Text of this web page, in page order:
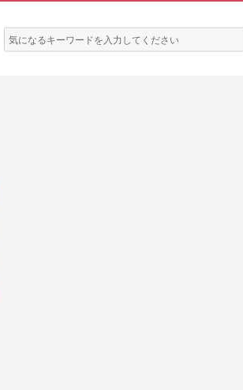
検
索: